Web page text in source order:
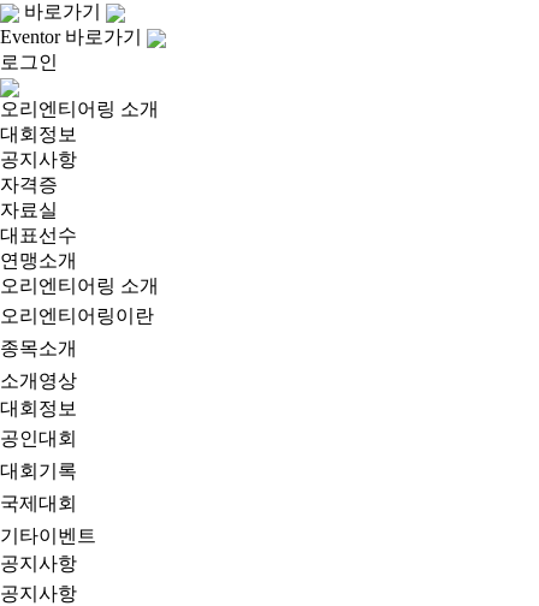
바로가기
Eventor 바로가기
로그인
오리엔티어링 소개
대회정보
공지사항
자격증
자료실
대표선수
연맹소개
오리엔티어링 소개
오리엔티어링이란
종목소개
소개영상
대회정보
공인대회
대회기록
국제대회
기타이벤트
공지사항
공지사항